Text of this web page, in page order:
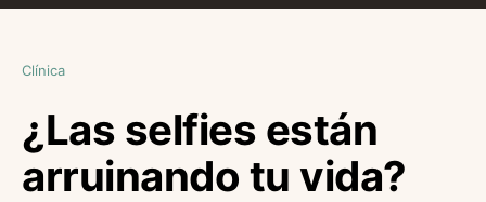
Clínica
¿Las selfies están
arruinando tu vida?